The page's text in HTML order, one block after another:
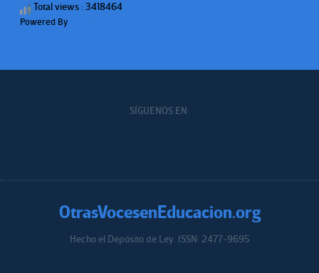
Total views : 3418464
Powered By
SÍGUENOS EN:
OtrasVocesenEducacion.org
Hecho el Depósito de Ley. ISSN: 2477-9695